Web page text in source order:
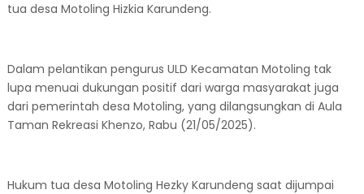
tua desa Motoling Hizkia Karundeng.
Dalam pelantikan pengurus ULD Kecamatan Motoling tak
lupa menuai dukungan positif dari warga masyarakat juga
dari pemerintah desa Motoling, yang dilangsungkan di Aula
Taman Rekreasi Khenzo, Rabu (21/05/2025).
Hukum tua desa Motoling Hezky Karundeng saat dijumpai